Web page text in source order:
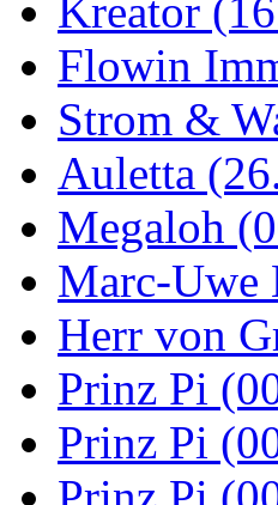
Kreator
Flowin
Strom &
Auletta
Megaloh
Marc-Uwe
Herr von
Prinz Pi
Prinz Pi